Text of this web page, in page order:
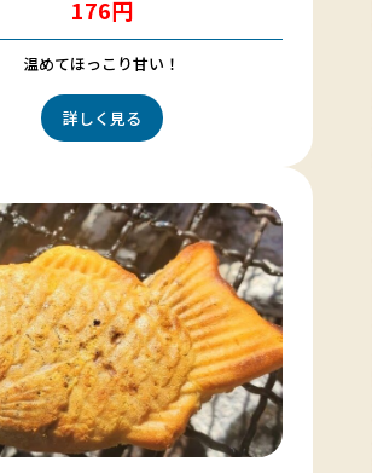
176円
温めてほっこり甘い！
詳しく見る